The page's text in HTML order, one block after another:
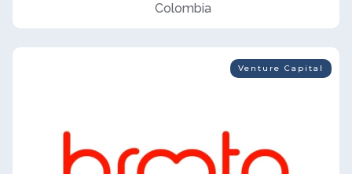
Colombia
Venture Capital